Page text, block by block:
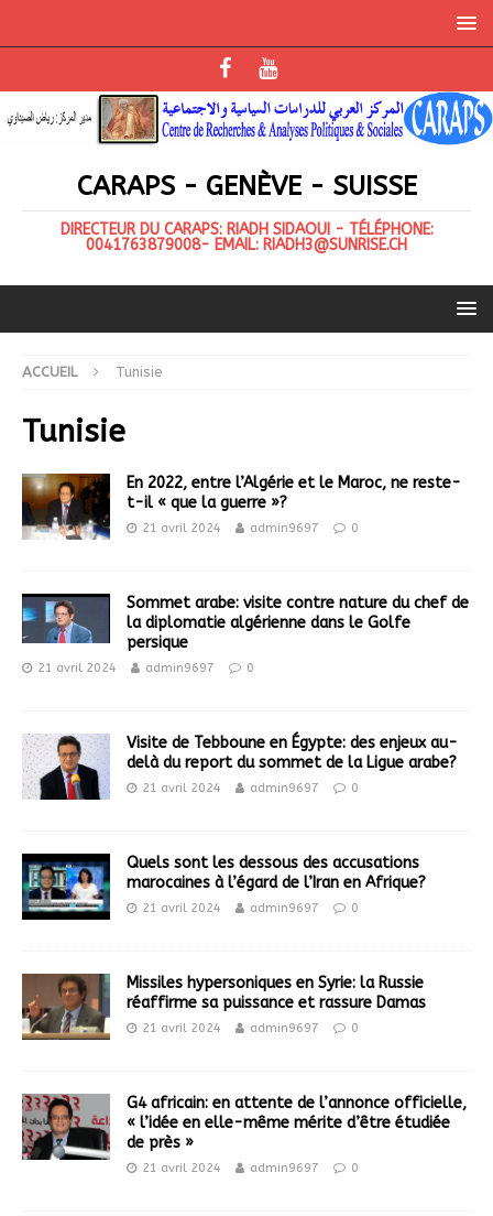
CARAPS - GENÈVE - SUISSE
DIRECTEUR DU CARAPS: RIADH SIDAOUI - TÉLÉPHONE:
0041763879008- EMAIL: RIADH3@SUNRISE.CH
ACCUEIL Tunisie
Tunisie
En 2022, entre l’Algérie et le Maroc, ne reste-
t-il « que la guerre »?
21 avril 2024 admin9697 0
Sommet arabe: visite contre nature du chef de
la diplomatie algérienne dans le Golfe
persique
21 avril 2024 admin9697 0
Visite de Tebboune en Égypte: des enjeux au-
delà du report du sommet de la Ligue arabe?
21 avril 2024 admin9697 0
Quels sont les dessous des accusations
marocaines à l’égard de l’Iran en Afrique?
21 avril 2024 admin9697 0
Missiles hypersoniques en Syrie: la Russie
réaffirme sa puissance et rassure Damas
21 avril 2024 admin9697 0
G4 africain: en attente de l’annonce officielle,
« l’idée en elle-même mérite d’être étudiée
de près »
21 avril 2024 admin9697 0